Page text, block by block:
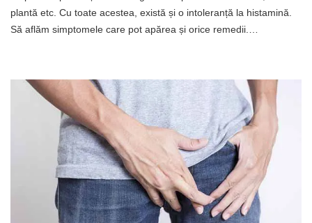
plantă etc. Cu toate acestea, există și o intoleranță la histamină.
Să aflăm simptomele care pot apărea și orice remedii.…